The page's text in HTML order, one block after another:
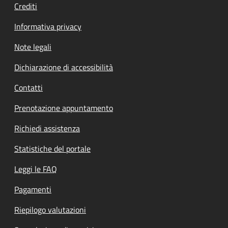
Crediti
Informativa privacy
Note legali
Dichiarazione di accessibilità
Contatti
Prenotazione appuntamento
Richiedi assistenza
Statistiche del portale
Leggi le FAQ
Pagamenti
Riepilogo valutazioni